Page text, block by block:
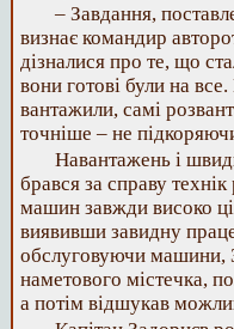
– Завдання,
визнає командир
дізналися про те, що
вони готові були на
вантажили, самі
точніше – не
Навантажень і
брався за справу
машин завжди високо
виявивши завидну
обслуговуючи машини,
наметового містечка,
а потім відшукав